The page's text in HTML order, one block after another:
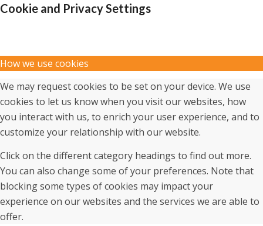
Cookie and Privacy Settings
How we use cookies
We may request cookies to be set on your device. We use
cookies to let us know when you visit our websites, how
you interact with us, to enrich your user experience, and to
customize your relationship with our website.
Click on the different category headings to find out more.
You can also change some of your preferences. Note that
blocking some types of cookies may impact your
experience on our websites and the services we are able to
offer.